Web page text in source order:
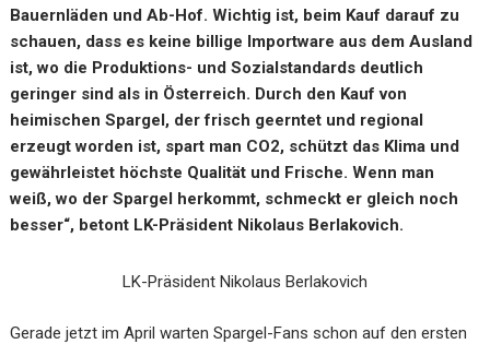
Bauernläden und Ab-Hof. Wichtig ist, beim Kauf darauf zu
schauen, dass es keine billige Importware aus dem Ausland
ist, wo die Produktions- und Sozialstandards deutlich
geringer sind als in Österreich. Durch den Kauf von
heimischen Spargel, der frisch geerntet und regional
erzeugt worden ist, spart man CO2, schützt das Klima und
gewährleistet höchste Qualität und Frische. Wenn man
weiß, wo der Spargel herkommt, schmeckt er gleich noch
besser“, betont LK-Präsident Nikolaus Berlakovich.
LK-Präsident Nikolaus Berlakovich
Gerade jetzt im April warten Spargel-Fans schon auf den ersten